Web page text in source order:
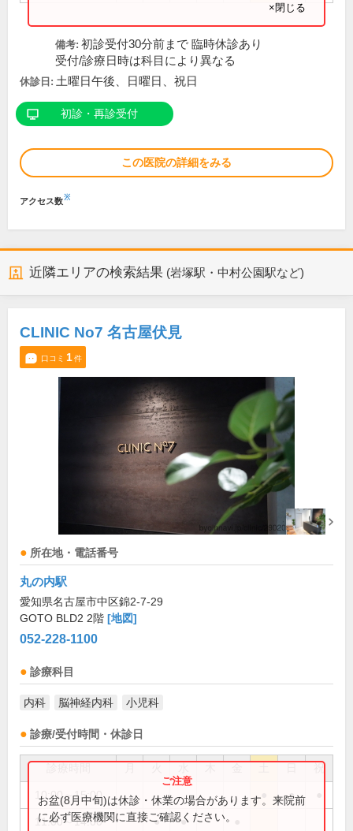
×閉じる
備考: 初診受付30分前まで 臨時休診あり
受付/診療日時は科目により異なる
休診日: 土曜日午後、日曜日、祝日
初診・再診受付
この医院の詳細をみる
アクセス数※
近隣エリアの検索結果 (岩塚駅・中村公園駅など)
CLINIC No7 名古屋伏見
口コミ 1件
所在地・電話番号
丸の内駅
愛知県名古屋市中区錦2-7-29
GOTO BLD2 2階 [地図]
052-228-1100
診療科目
内科 脳神経内科 小児科
診療/受付時間・休診日
祝
10:00～15:00 ●
11:00～14:00 ● ●
お盆(8月中旬)は休診・休業の場合があります。来院前
に必ず医療機関に直接ご確認ください。